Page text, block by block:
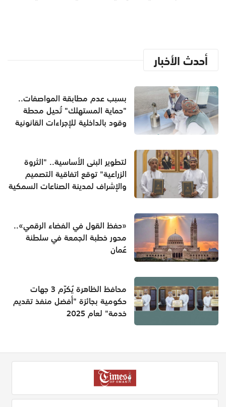
أحدث الأخبار
بسبب عدم مطابقة المواصفات..
"حماية المستهلك" تُحيل محطة
وقود بالداخلية للإجراءات القانونية
لتطوير البنى الأساسية.. "الثروة
الزراعية" توقع اتفاقية التصميم
والإشراف لمدينة الصناعات السمكية
«حفظ القول في الفضاء الرقمي»..
محور خطبة الجمعة في سلطنة
عُمان
محافظ الظاهرة يُكرّم 3 جهات
حكومية بجائزة "أفضل منفذ تقديم
خدمة" لعام 2025